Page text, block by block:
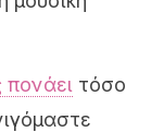
πονάει τόσο